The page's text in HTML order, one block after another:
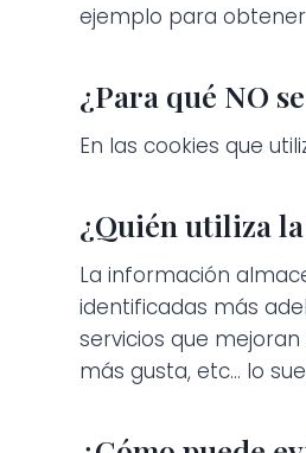
ejemplo para
¿Para qué NO
En las cookies que
¿Quién utiliza
La información
identificadas más
servicios que
más gusta, etc... lo